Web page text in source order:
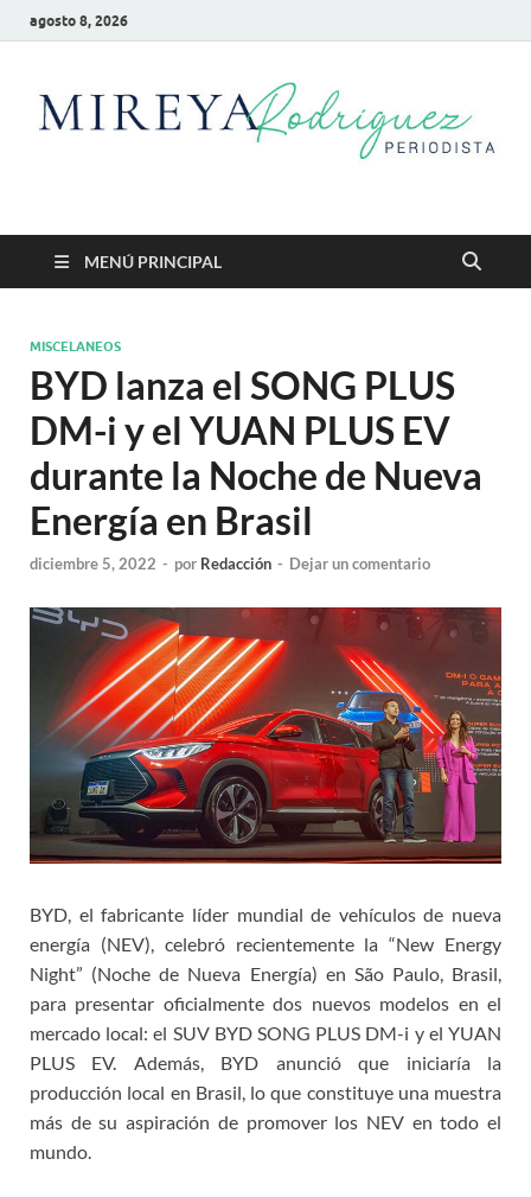
agosto 8, 2026
Mireya Rodriguez
MENÚ PRINCIPAL
MISCELANEOS
BYD lanza el SONG PLUS
DM-i y el YUAN PLUS EV
durante la Noche de Nueva
Energía en Brasil
diciembre 5, 2022 - por Redacción - Dejar un comentario
BYD, el fabricante líder mundial de vehículos de nueva
energía (NEV), celebró recientemente la “New Energy
Night” (Noche de Nueva Energía) en São Paulo, Brasil,
para presentar oficialmente dos nuevos modelos en el
mercado local: el SUV BYD SONG PLUS DM-i y el YUAN
PLUS EV. Además, BYD anunció que iniciaría la
producción local en Brasil, lo que constituye una muestra
más de su aspiración de promover los NEV en todo el
mundo.